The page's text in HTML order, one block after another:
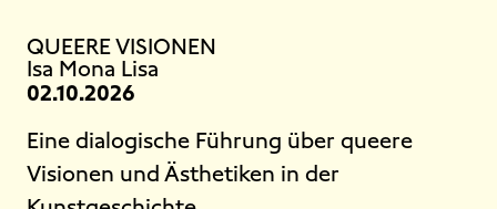
QUEERE VISIONEN
Isa Mona Lisa
02.10.2026
Eine dialogische Führung über queere
Visionen und Ästhetiken in der